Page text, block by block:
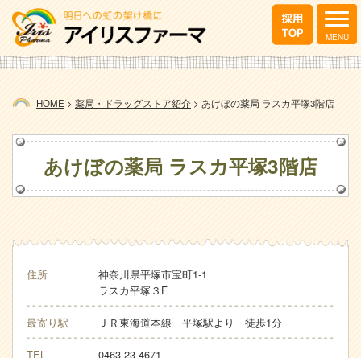
HOME > 薬局・ドラッグストア紹介 > あけぼの薬局 ラスカ平塚3階店
あけぼの薬局 ラスカ平塚3階店
住所
神奈川県平塚市宝町1-1
ラスカ平塚３F
最寄り駅 ＪＲ東海道本線 平塚駅より 徒歩1分
TEL 0463-23-4671